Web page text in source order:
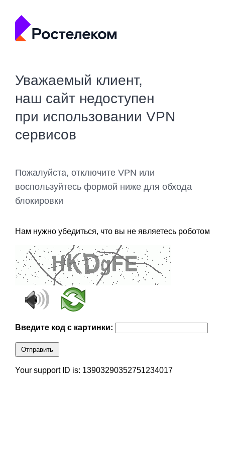
Уважаемый клиент,
наш сайт недоступен
при использовании VPN
сервисов
Пожалуйста, отключите VPN или
воспользуйтесь формой ниже для обхода
блокировки
Нам нужно убедиться, что вы не являетесь роботом
Введите код с картинки:
Отправить
Your support ID is: 13903290352751234017